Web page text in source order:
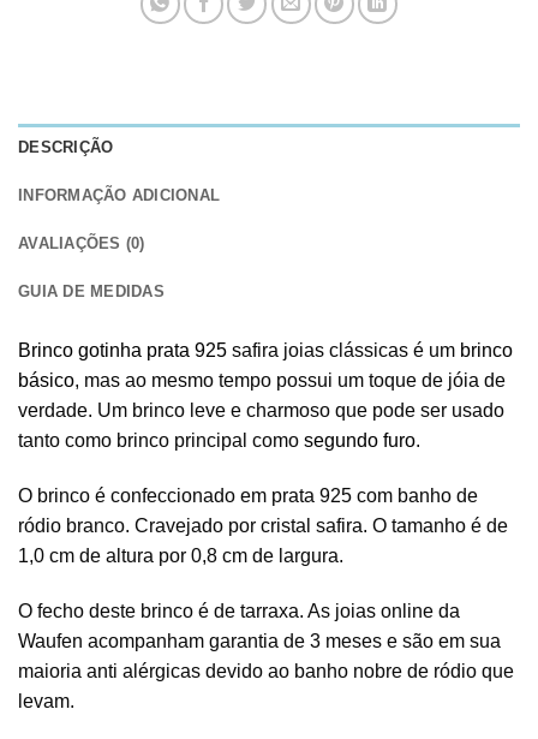
DESCRIÇÃO
INFORMAÇÃO ADICIONAL
AVALIAÇÕES (0)
GUIA DE MEDIDAS
Brinco gotinha prata 925 safira joias clássicas é um brinco
básico, mas ao mesmo tempo possui um toque de jóia de
verdade. Um brinco leve e charmoso que pode ser usado
tanto como brinco principal como segundo furo.
O brinco é confeccionado em prata 925 com banho de
ródio branco. Cravejado por cristal safira. O tamanho é de
1,0 cm de altura por 0,8 cm de largura.
O fecho deste brinco é de tarraxa. As joias online da
Waufen acompanham garantia de 3 meses e são em sua
maioria anti alérgicas devido ao banho nobre de ródio que
levam.